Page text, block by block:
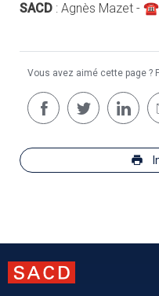
SACD : Agnès Mazet -
Vous avez aimé cette page ?